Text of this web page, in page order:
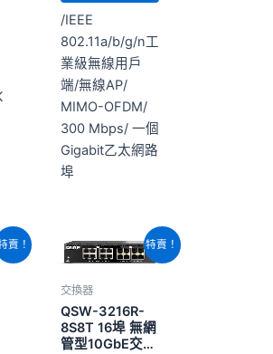
/IEEE
802.11a/b/g/n工
業級無線用戶
端/無線AP/
MIMO-OFDM/
300 Mbps/ 一個
Gigabit乙太網路
埠
賣！
。
特賣！
交換器
QSW-3216R-
8S8T 16埠 無網
管型10GbE交換
原
始
目
前